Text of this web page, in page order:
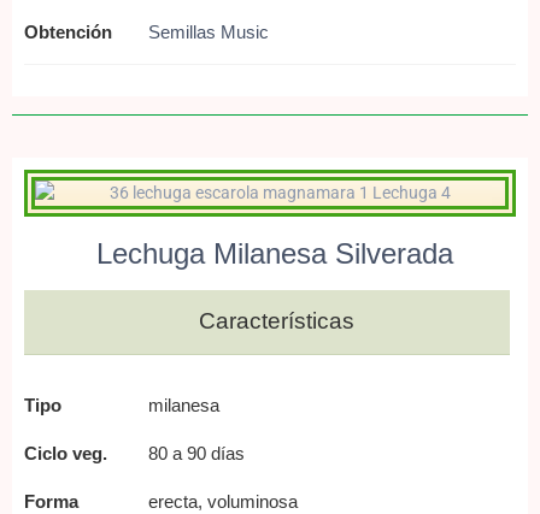
Obtención Semillas Music
Lechuga Milanesa Silverada
Características
Tipo
Ciclo veg.
Forma
milanesa
80 a 90 días
erecta, voluminosa